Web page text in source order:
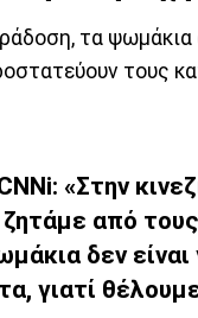
τα ψωμάκια
τους
«Στην
από
δεν
γιατί